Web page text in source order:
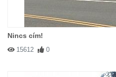
Nincs cím!
15612 0